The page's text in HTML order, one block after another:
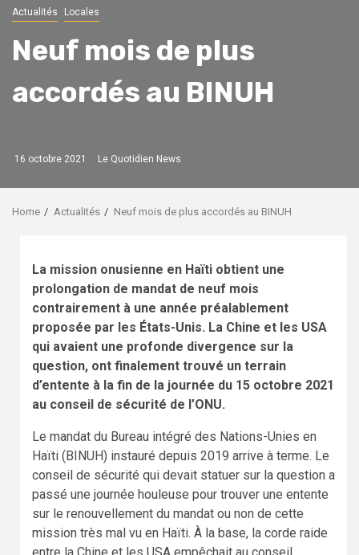
Actualités Locales
Neuf mois de plus
accordés au BINUH
16 octobre 2021 Le Quotidien News
Home Actualités Neuf mois de plus accordés au BINUH
La mission onusienne en Haïti obtient une
prolongation de mandat de neuf mois
contrairement à une année préalablement
proposée par les États-Unis. La Chine et les USA
qui avaient une profonde divergence sur la
question, ont finalement trouvé un terrain
d’entente à la fin de la journée du 15 octobre 2021
au conseil de sécurité de l’ONU.
Le mandat du Bureau intégré des Nations-Unies en
Haïti (BINUH) instauré depuis 2019 arrive à terme. Le
conseil de sécurité qui devait statuer sur la question a
passé une journée houleuse pour trouver une entente
sur le renouvellement du mandat ou non de cette
mission très mal vu en Haïti. À la base, la corde raide